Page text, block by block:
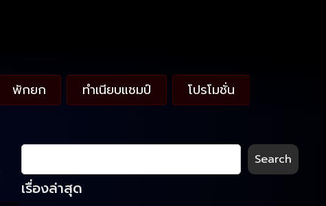
พักยก ทำเนียบแชมป์ โปรโมชั่น
Search
เรื่องล่าสุด